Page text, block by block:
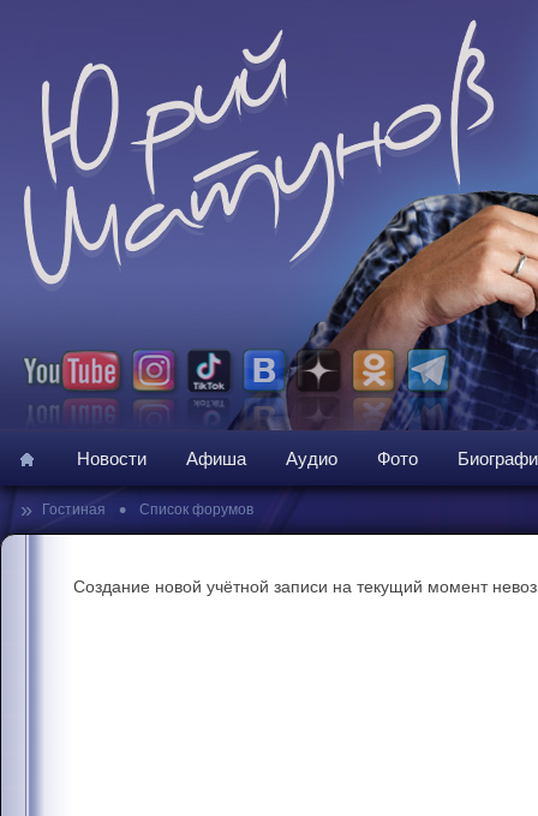
Новости Афиша Аудио Фото
» Гостиная • Список форумов
Создание новой учётной записи на текущий момент